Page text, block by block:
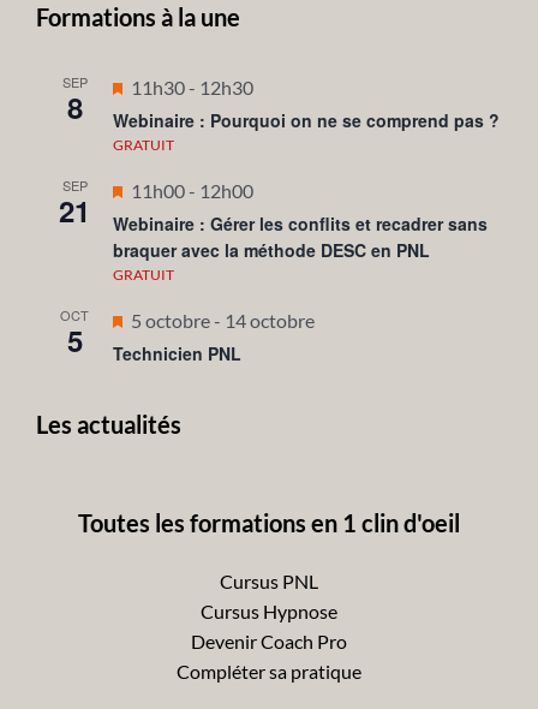
Formations à la une
SEP
8
Mis
en
avant
11h30- 12h30
Webinaire : Pourquoi on ne se comprend pas ?
GRATUIT
SEP
21
Mis
en
avant
11h00- 12h00
Webinaire : Gérer les conflits et recadrer sans
braquer avec la méthode DESC en PNL
GRATUIT
OCT
5
Mis
en
5 octobre- 14 octobre
Technicien PNL
Les actualités
Toutes les formations en 1 clin d'oeil
Cursus PNL
Cursus Hypnose
Devenir Coach Pro
Compléter sa pratique